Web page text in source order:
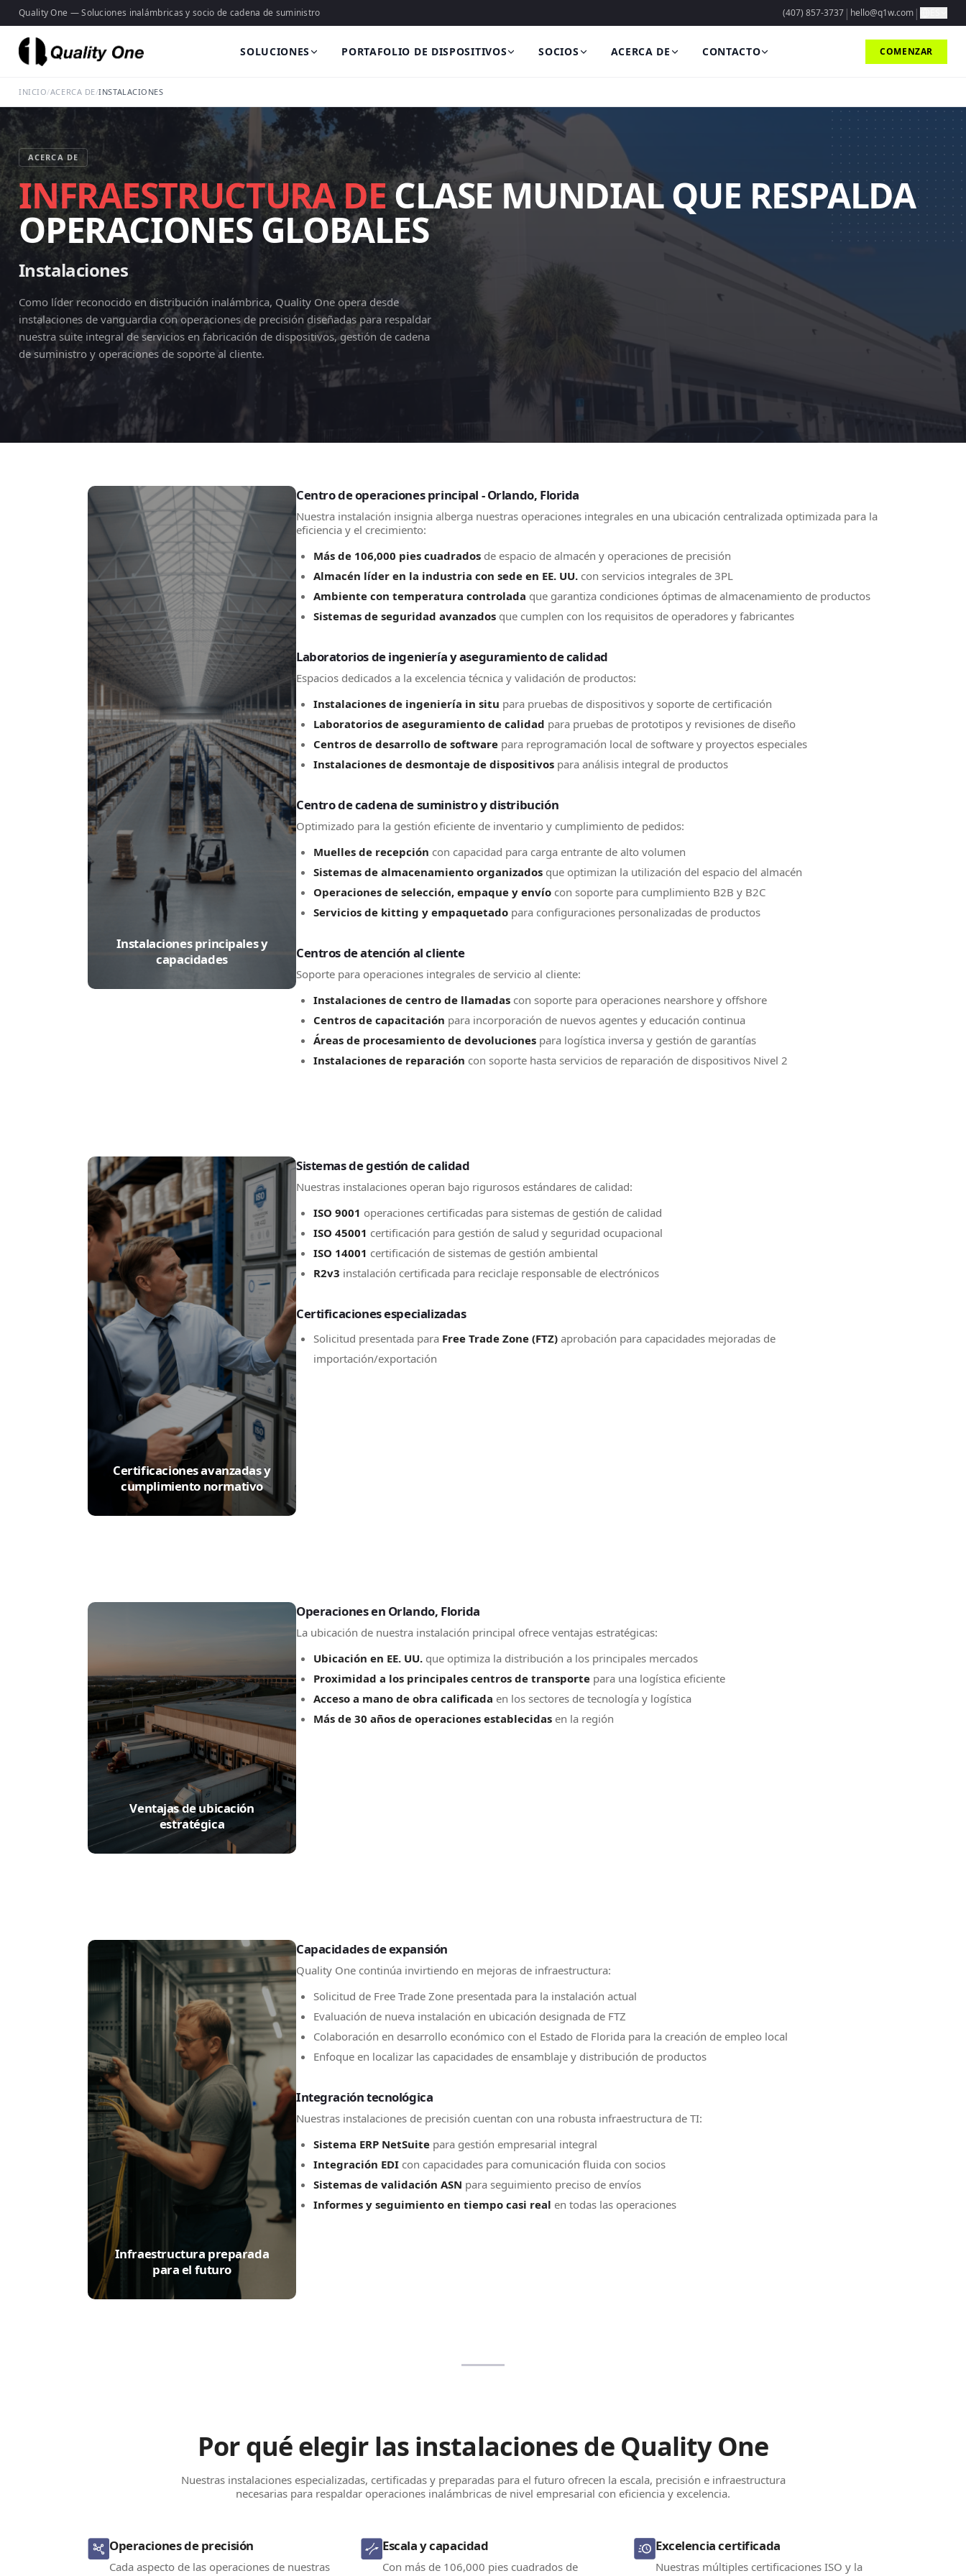
Quality One — Soluciones inalámbricas y socio de cadena de suministro (407) 857-3737 | hello@q1w.com |
SOLUCIONES PORTAFOLIO DE DISPOSITIVOS SOCIOS ACERCA DE CONTACTO COMENZAR
INICIO/ACERCA DE/INSTALACIONES
ACERCA DE
INFRAESTRUCTURA DECLASE MUNDIAL QUE RESPALDA
OPERACIONES GLOBALES
Instalaciones
Como líder reconocido en distribución inalámbrica, Quality One opera desde
instalaciones de vanguardia con operaciones de precisión diseñadas para respaldar
nuestra suite integral de servicios en fabricación de dispositivos, gestión de cadena
de suministro y operaciones de soporte al cliente.
Instalaciones principales y
capacidades
Centro de operaciones principal - Orlando, Florida
Nuestra instalación insignia alberga nuestras operaciones integrales en una ubicación centralizada optimizada para la
eficiencia y el crecimiento:
Más de 106,000 pies cuadrados de espacio de almacén y operaciones de precisión
Almacén líder en la industria con sede en EE. UU. con servicios integrales de 3PL
Ambiente con temperatura controlada que garantiza condiciones óptimas de almacenamiento de productos
Sistemas de seguridad avanzados que cumplen con los requisitos de operadores y fabricantes
Laboratorios de ingeniería y aseguramiento de calidad
Espacios dedicados a la excelencia técnica y validación de productos:
Instalaciones de ingeniería in situ para pruebas de dispositivos y soporte de certificación
Laboratorios de aseguramiento de calidad para pruebas de prototipos y revisiones de diseño
Centros de desarrollo de software para reprogramación local de software y proyectos especiales
Instalaciones de desmontaje de dispositivos para análisis integral de productos
Centro de cadena de suministro y distribución
Optimizado para la gestión eficiente de inventario y cumplimiento de pedidos:
Muelles de recepción con capacidad para carga entrante de alto volumen
Sistemas de almacenamiento organizados que optimizan la utilización del espacio del almacén
Operaciones de selección, empaque y envío con soporte para cumplimiento B2B y B2C
Servicios de kitting y empaquetado para configuraciones personalizadas de productos
Centros de atención al cliente
Soporte para operaciones integrales de servicio al cliente:
Instalaciones de centro de llamadas con soporte para operaciones nearshore y offshore
Centros de capacitación para incorporación de nuevos agentes y educación continua
Áreas de procesamiento de devoluciones para logística inversa y gestión de garantías
Instalaciones de reparación con soporte hasta servicios de reparación de dispositivos Nivel 2
Certificaciones avanzadas y
cumplimiento normativo
Sistemas de gestión de calidad
Nuestras instalaciones operan bajo rigurosos estándares de calidad:
ISO 9001 operaciones certificadas para sistemas de gestión de calidad
ISO 45001 certificación para gestión de salud y seguridad ocupacional
ISO 14001 certificación de sistemas de gestión ambiental
R2v3 instalación certificada para reciclaje responsable de electrónicos
Certificaciones especializadas
Solicitud presentada para Free Trade Zone (FTZ) aprobación para capacidades mejoradas de
importación/exportación
Ventajas de ubicación
estratégica
Operaciones en Orlando, Florida
La ubicación de nuestra instalación principal ofrece ventajas estratégicas:
Ubicación en EE. UU. que optimiza la distribución a los principales mercados
Proximidad a los principales centros de transporte para una logística eficiente
Acceso a mano de obra calificada en los sectores de tecnología y logística
Más de 30 años de operaciones establecidas en la región
Infraestructura preparada
para el futuro
Capacidades de expansión
Quality One continúa invirtiendo en mejoras de infraestructura:
Solicitud de Free Trade Zone presentada para la instalación actual
Evaluación de nueva instalación en ubicación designada de FTZ
Colaboración en desarrollo económico con el Estado de Florida para la creación de empleo local
Enfoque en localizar las capacidades de ensamblaje y distribución de productos
Integración tecnológica
Nuestras instalaciones de precisión cuentan con una robusta infraestructura de TI:
Sistema ERP NetSuite para gestión empresarial integral
Integración EDI con capacidades para comunicación fluida con socios
Sistemas de validación ASN para seguimiento preciso de envíos
Informes y seguimiento en tiempo casi real en todas las operaciones
Por qué elegir las instalaciones de Quality One
Nuestras instalaciones especializadas, certificadas y preparadas para el futuro ofrecen la escala, precisión e infraestructura
necesarias para respaldar operaciones inalámbricas de nivel empresarial con eficiencia y excelencia.
Operaciones de precisión
Cada aspecto de las operaciones de nuestras
Escala y capacidad
Con más de 106,000 pies cuadrados de
Excelencia certificada
Nuestras múltiples certificaciones ISO y la